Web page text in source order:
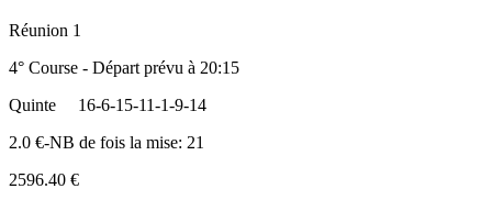
Réunion 1
4° Course - Départ prévu à 20:15
Quinte
16-6-15-11-1-9-14
2.0 €-NB de fois la mise: 21
2596.40 €